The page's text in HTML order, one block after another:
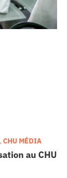
au CHU
, CHU MÉDIA